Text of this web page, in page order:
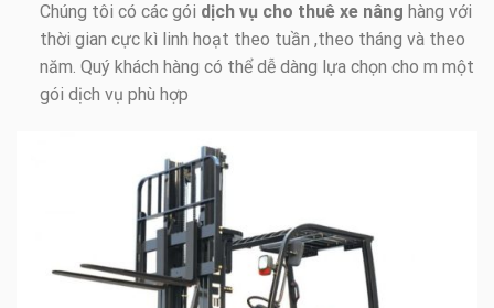
Chúng tôi có các gói dịch vụ cho thuê xe nâng hàng với
thời gian cực kì linh hoạt theo tuần ,theo tháng và theo
năm. Quý khách hàng có thể dễ dàng lựa chọn cho m một
gói dịch vụ phù hợp